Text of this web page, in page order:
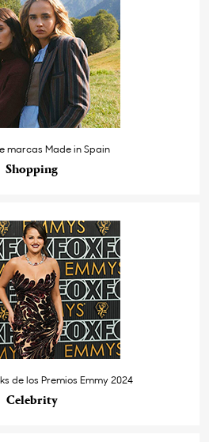
marcas Made in Spain
Shopping
de los Premios Emmy 2024
Celebrity